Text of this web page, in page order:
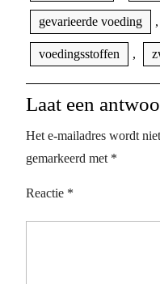
gevarieerde voeding ,
voedingsstoffen ,
Laat een
Het e-mailadres wordt
gemarkeerd met *
Reactie *